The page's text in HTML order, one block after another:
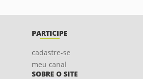
PARTICIPE
cadastre-se
meu canal
SOBRE O SITE